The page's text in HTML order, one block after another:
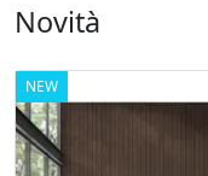
Novità
NEW